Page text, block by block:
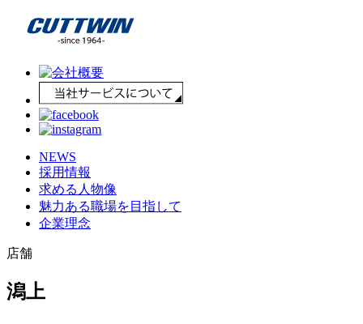
NEWS
採用情報
求める人物像
魅力ある職場を目指して
企業理念
店舗
潟上